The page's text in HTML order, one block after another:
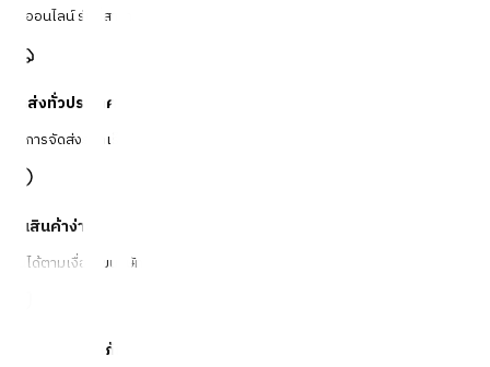
สั่งออนไลน์ รับที่สาขา
จัดส่งทั่วประเทศ
บริการจัดส่งรวดเร็ว
คืนสินค้าง่าย
คืนได้ตามเงื่อนไขบริษัท
ชำระเงินปลอดภัย